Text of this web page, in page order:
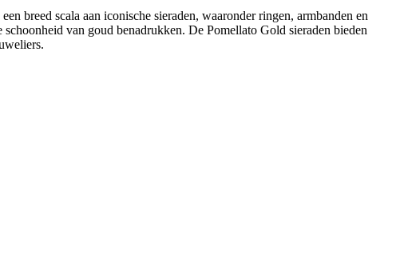
breed scala aan iconische sieraden, waaronder ringen, armbanden en
van goud benadrukken. De Pomellato Gold sieraden bieden